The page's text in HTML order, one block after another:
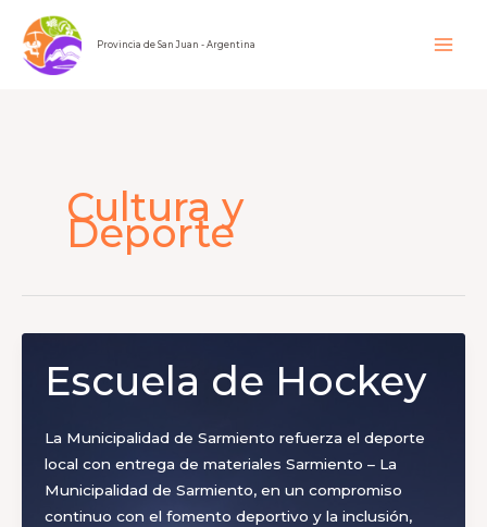
contenido
Provincia de San Juan - Argentina
Cultura y
Deporte
Escuela de Hockey
La Municipalidad de Sarmiento refuerza el deporte
local con entrega de materiales Sarmiento – La
Municipalidad de Sarmiento, en un compromiso
continuo con el fomento deportivo y la inclusión,